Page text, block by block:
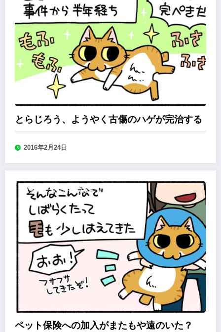
とらじろう、ようやく古傷のハゲが完治する
2016年2月24日
森永みぐのペット保険加入道
ペット保険への加入がまたもや遠のいた？